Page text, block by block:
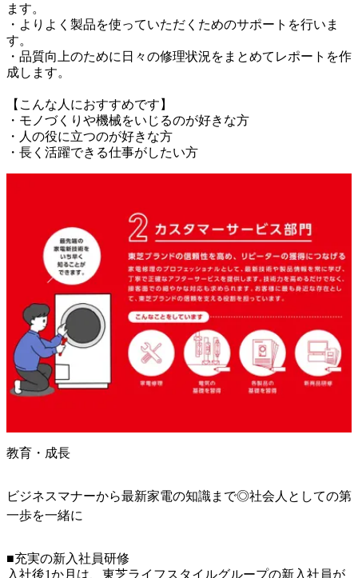
ます。
・よりよく製品を使っていただくためのサポートを行いま
す。
・品質向上のために日々の修理状況をまとめてレポートを作
成します。
【こんな人におすすめです】
・モノづくりや機械をいじるのが好きな方
・人の役に立つのが好きな方
・長く活躍できる仕事がしたい方
教育・成長
ビジネスマナーから最新家電の知識まで◎社会人としての第
一歩を一緒に
■充実の新入社員研修
入社後1か月は、東芝ライフスタイルグループの新入社員が